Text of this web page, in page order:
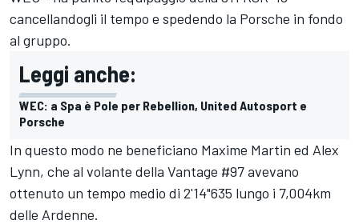
cancellandogli il tempo e spedendo la Porsche in fondo
al gruppo.
Leggi anche:
WEC: a Spa è Pole per Rebellion, United Autosport e
Porsche
In questo modo ne beneficiano Maxime Martin ed Alex
Lynn, che al volante della Vantage #97 avevano
ottenuto un tempo medio di 2'14"635 lungo i 7,004km
delle Ardenne.